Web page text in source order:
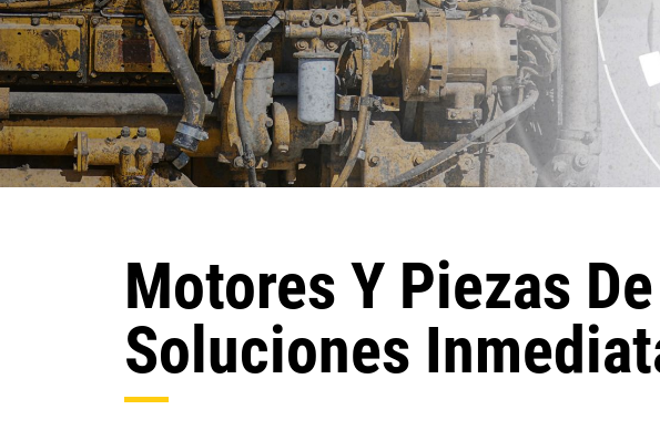
Motores Y Piezas
Soluciones